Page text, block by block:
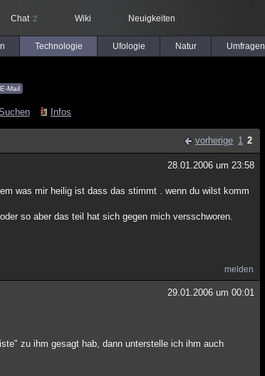
Chat 2 Wiki Neuigkeiten
Technologie Ufologie Natur Umfragen
E-Mail
Infos
vorherige 1 2
28.01.2006 um 23:58
was mir heilig ist dass das stimmt . wenn du wilst komm
so aber das teil hat sich gegen mich versschworen.
melden
29.01.2006 um 00:01
zu ihm gesagt hab, dann unterstelle ich ihm auch